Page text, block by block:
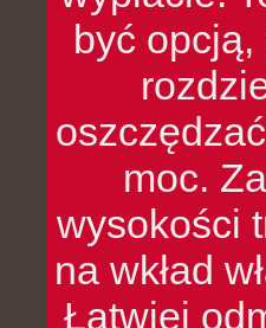
być
moc.
wysokości
na wkład
Łatwiej